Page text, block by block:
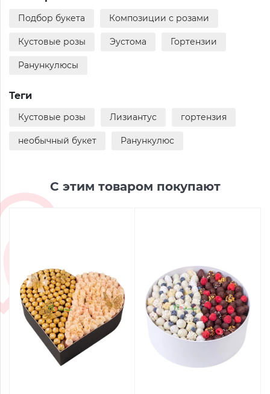
Подбор букета Композиции с розами
Кустовые розы Эустома Гортензии
Ранункулюсы
Теги
Кустовые розы Лизиантус гортензия
необычный букет Ранункулюс
С этим товаром покупают